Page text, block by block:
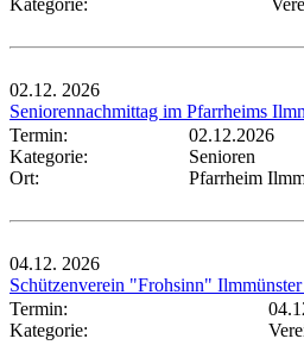
Kategorie:
02.12. 2026
Seniorennachmittag im Pfarrheims
Termin:
02.12.2026
Kategorie:
Senioren
Ort:
Pfarrheim
04.12. 2026
Schützenverein "Frohsinn"
Termin:
Kategorie: